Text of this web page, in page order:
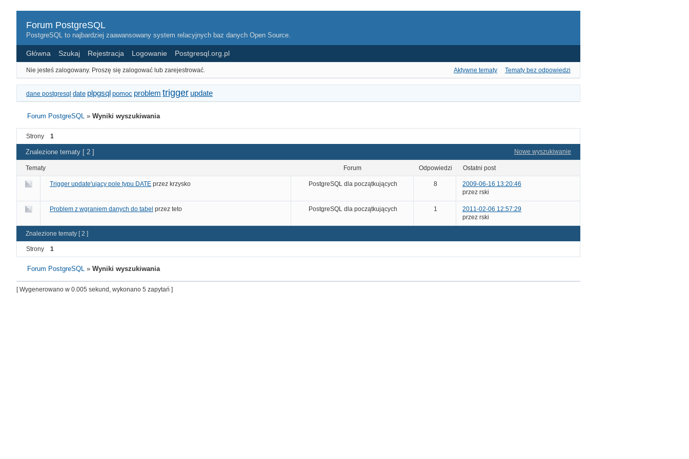
Forum PostgreSQL
PostgreSQL to najbardziej zaawansowany system relacyjnych baz danych Open Source.
Główna Szukaj Rejestracja Logowanie Postgresql.org.pl
Nie jesteś zalogowany. Proszę się zalogować lub zarejestrować. Aktywne tematy Tematy bez odpowiedzi
dane postgresql date plpgsql pomoc problem trigger update
Forum PostgreSQL » Wyniki wyszukiwania
Strony 1
Nowe wyszukiwanie
Znalezione tematy [ 2 ]
Tematy Forum odpowiedzi ostatni post
Trigger update'ujacy pole typu DATE przez krzysko PostgreSQL dla początkujących 8
2009-06-16 13:20:46
przez rski
Problem z wgraniem danych do tabel przez teto PostgreSQL dla początkujących 1
2011-02-06 12:57:29
przez rski
Znalezione tematy [ 2 ]
Strony 1
Forum PostgreSQL » Wyniki wyszukiwania
[ Wygenerowano w 0.005 sekund, wykonano 5 zapytań ]